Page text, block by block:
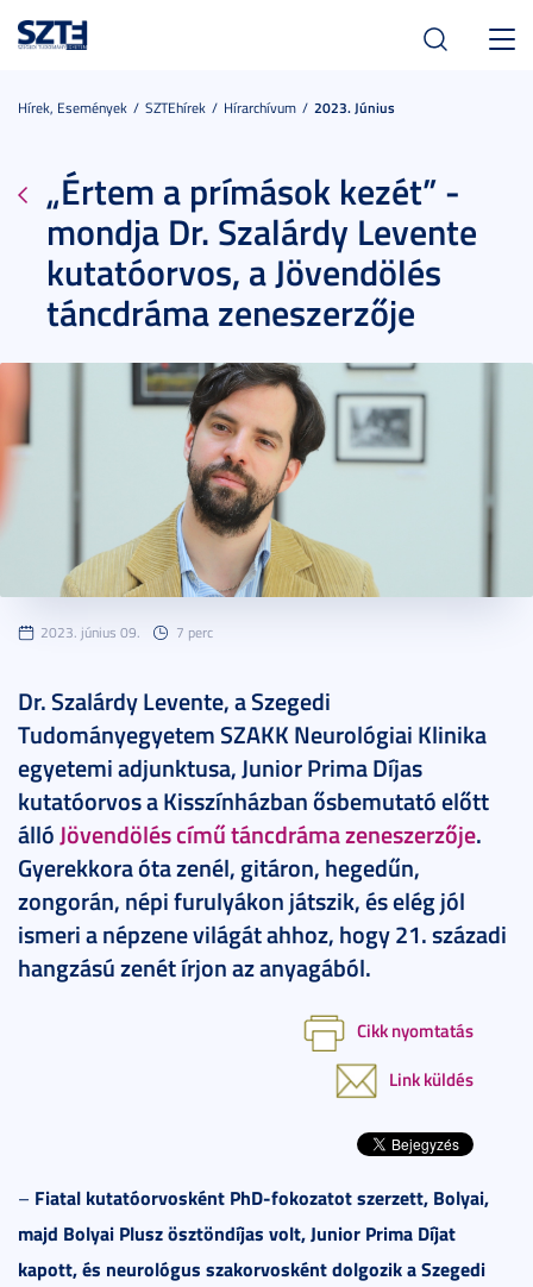
Hírek, Események SZTEhírek Hírarchívum 2023. Június
„Értem a prímások kezét” -
mondja Dr. Szalárdy Levente
kutatóorvos, a Jövendölés
táncdráma zeneszerzője
2023. június 09. 7 perc
Dr. Szalárdy Levente, a Szegedi
Tudományegyetem SZAKK Neurológiai Klinika
egyetemi adjunktusa, Junior Prima Díjas
kutatóorvos a Kisszínházban ősbemutató előtt
állóJövendölés című táncdráma zeneszerzője.
Gyerekkora óta zenél, gitáron, hegedűn,
zongorán, népi furulyákon játszik, és elég jól
ismeri a népzene világát ahhoz, hogy 21. századi
hangzású zenét írjon az anyagából.
Cikk nyomtatás
Link küldés
– Fiatal kutatóorvosként PhD-fokozatot szerzett, Bolyai,
majd Bolyai Plusz ösztöndíjas volt, Junior Prima Díjat
kapott, és neurológus szakorvosként dolgozik a Szegedi